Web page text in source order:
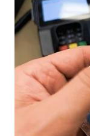
WN
LANGKAT
WN
TAPANULI
SELATAN
TANJUNG